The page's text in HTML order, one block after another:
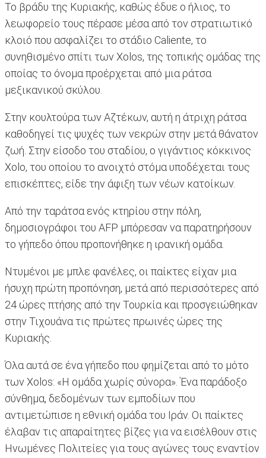
Το βράδυ της Κυριακής, καθώς έδυε ο ήλιος, το
λεωφορείο τους πέρασε μέσα από τον στρατιωτικό
κλοιό που ασφαλίζει το στάδιο Caliente, το
συνηθισμένο σπίτι των Xolos, της τοπικής ομάδας της
οποίας το όνομα προέρχεται από μια ράτσα
μεξικανικού σκύλου.
Στην κουλτούρα των Αζτέκων, αυτή η άτριχη ράτσα
καθοδηγεί τις ψυχές των νεκρών στην μετά θάνατον
ζωή. Στην είσοδο του σταδίου, ο γιγάντιος κόκκινος
Xolo, του οποίου το ανοιχτό στόμα υποδέχεται τους
επισκέπτες, είδε την άφιξη των νέων κατοίκων.
Από την ταράτσα ενός κτηρίου στην πόλη,
δημοσιογράφοι του AFP μπόρεσαν να παρατηρήσουν
το γήπεδο όπου προπονήθηκε η ιρανική ομάδα.
Ντυμένοι με μπλε φανέλες, οι παίκτες είχαν μια
ήσυχη πρώτη προπόνηση, μετά από περισσότερες από
24 ώρες πτήσης από την Τουρκία και προσγειώθηκαν
στην Τιχουάνα τις πρώτες πρωινές ώρες της
Κυριακής.
Όλα αυτά σε ένα γήπεδο που φημίζεται από το μότο
των Xolos: «Η ομάδα χωρίς σύνορα». Ένα παράδοξο
σύνθημα, δεδομένων των εμποδίων που
αντιμετώπισε η εθνική ομάδα του Ιράν. Οι παίκτες
έλαβαν τις απαραίτητες βίζες για να εισέλθουν στις
Ηνωμένες Πολιτείες για τους αγώνες τους εναντίον